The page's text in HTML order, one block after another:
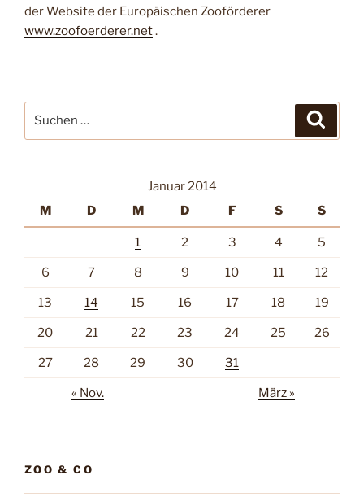
der Website der Europäischen Zooförderer
www.zoofoerderer.net.
nach:
Januar 2014
M
D M D F S S
1 2 3 4 5
6 7 8 9 10 11 12
13 14 15 16 17 18 19
20 21 22 23 24 25 26
27 28 29 30 31
« Nov. März »
ZOO & CO